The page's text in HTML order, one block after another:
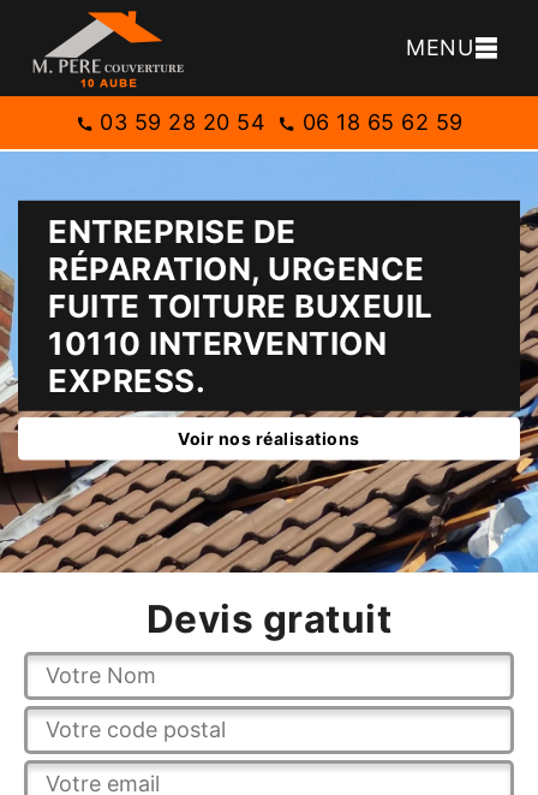
MENU
03 59 28 20 54 06 18 65 62 59
ENTREPRISE DE
RÉPARATION, URGENCE
FUITE TOITURE BUXEUIL
10110 INTERVENTION
EXPRESS.
Voir nos réalisations
Devis gratuit